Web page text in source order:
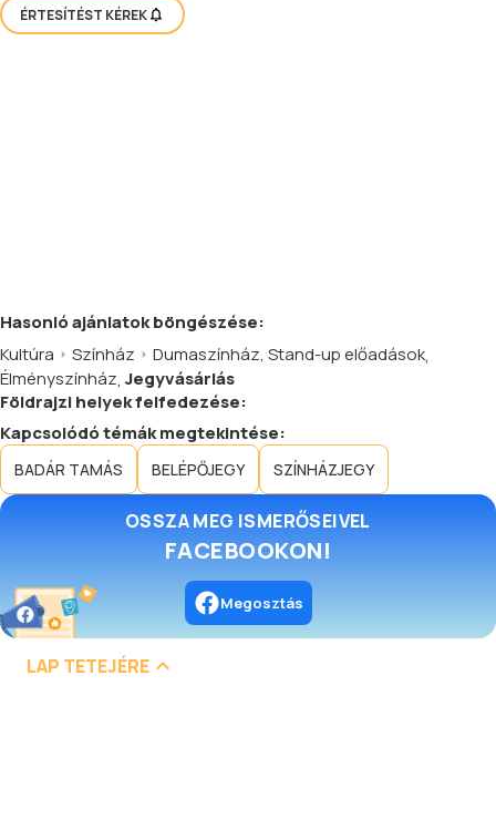
ÉRTESÍTÉST KÉREK
Hasonlóajánlatokböngészése:
Kultúra
Színház Dumaszínház, Stand-up előadások,
Élményszínház,Jegyvásárlás
Földrajzi helyek felfedezése:
Kapcsolódó témák megtekintése:
BADÁR TAMÁS BELÉPŐJEGY SZÍNHÁZJEGY
OSSZA MEG ISMERŐSEIVEL
FACEBOOKON!
Megosztás
LAP TETEJÉRE